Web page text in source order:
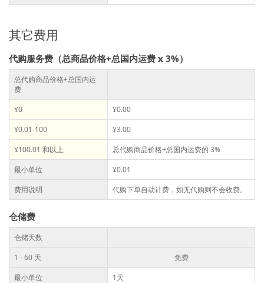
其它费用
代购服务费（总商品价格+总国内运费 x 3%）
总代购商品价格+总国内运
费
¥0
¥0.00
¥0.01-100
¥3.00
¥100.01 和以上
总代购商品价格+总国内运费的 3%
最小单位
¥0.01
费用说明
代购下单自动计费，如无代购则不会收费。
仓储费
仓储天数
1 - 60 天
免费
最小单位
1天